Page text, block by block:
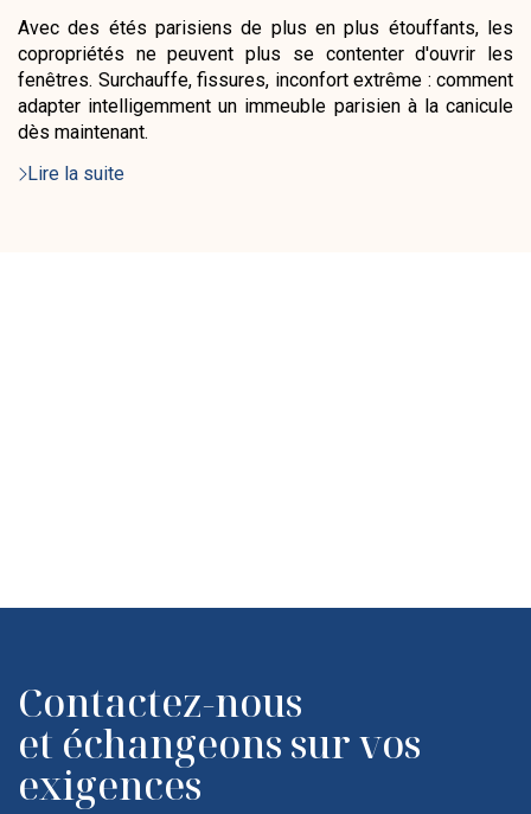
Avec des étés parisiens de plus en plus étouffants, les
copropriétés ne peuvent plus se contenter d'ouvrir les
fenêtres. Surchauffe, fissures, inconfort extrême : comment
adapter intelligemment un immeuble parisien à la canicule
dès maintenant.
Lire la suite
Contactez-nous
et échangeons sur vos
exigences